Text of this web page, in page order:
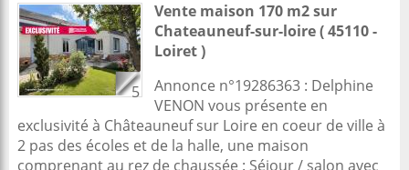
5
Vente maison 170 m2sur
Chateauneuf-sur-loire( 45110 -
Loiret )
Annonce n°19286363 : Delphine
VENON vous présente en
exclusivité à Châteauneuf sur Loire en coeur de ville à
2 pas des écoles et de la halle, une maison
comprenant au rez de chaussée : Séjour / salon avec